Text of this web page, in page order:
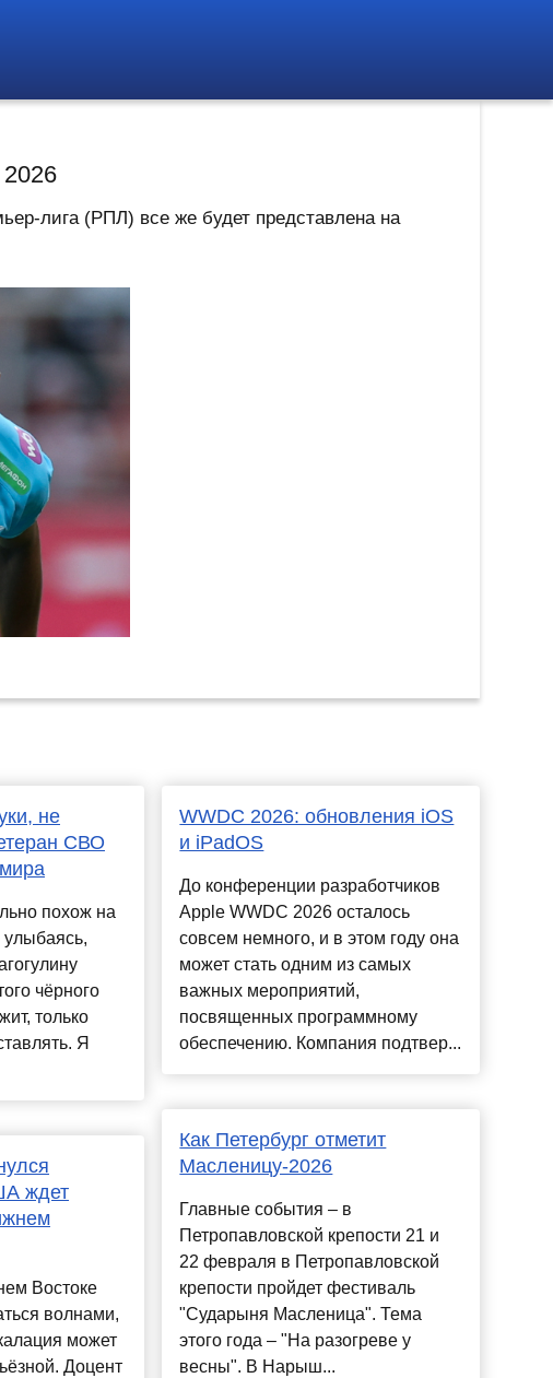
лига (РПЛ) все же будет представлена на
не
СВО
похож на
чёрного
только
Я
ждет
Востоке
волнами,
может
Доцент
WWDC 2026: обновления iOS
и iPadOS
До конференции разработчиков
Apple WWDC 2026 осталось
совсем немного, и в этом году она
может стать одним из самых
важных мероприятий,
посвященных программному
обеспечению. Компания подтвер...
Как Петербург отметит
Масленицу-2026
Главные события – в
Петропавловской крепости 21 и
22 февраля в Петропавловской
крепости пройдет фестиваль
"Сударыня Масленица". Тема
этого года – "На разогреве у
весны". В Нарыш...